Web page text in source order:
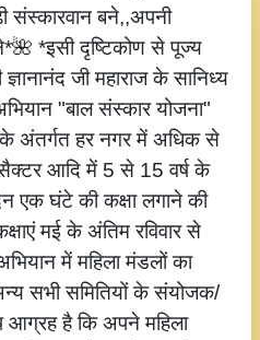
संस्कारवान बने,,अपनी
*इसी दृष्टिकोण से पूज्य
ज्ञानानंद जी महाराज के सानिध्य
"बाल संस्कार योजना"
अंतर्गत हर नगर में अधिक से
आदि में 5 से 15 वर्ष के
एक घंटे की कक्षा लगाने की
मई के अंतिम रविवार से
में महिला मंडलों का
सभी समितियों के संयोजक/
आग्रह है कि अपने महिला